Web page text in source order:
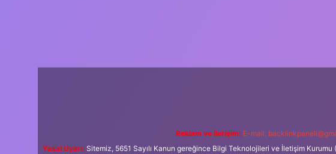
Reklam ve İletişim: E-mail:
Yasal Uyarı: Sitemiz, 5651 Sayılı Kanun gereğince Bilgi Teknolojileri ve İletişim